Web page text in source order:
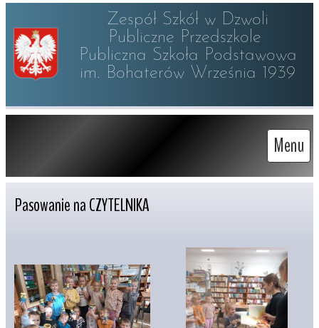
Zespół Szkół w Dzwoli
Publiczne Przedszkole
Publiczna Szkoła Podstawowa
im. Bohaterów Września 1939
Menu
Pasowanie na CZYTELNIKA